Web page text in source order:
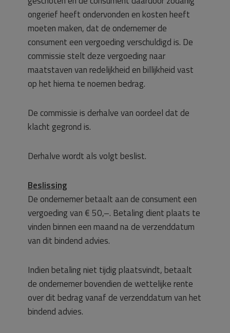
ongerief heeft ondervonden en kosten heeft
moeten maken, dat de ondernemer de
consument een vergoeding verschuldigd is. De
commissie stelt deze vergoeding naar
maatstaven van redelijkheid en billijkheid vast
op het hierna te noemen bedrag.
De commissie is derhalve van oordeel dat de
klacht gegrond is.
Derhalve wordt als volgt beslist.
Beslissing
De ondernemer betaalt aan de consument een
vergoeding van € 50,–. Betaling dient plaats te
vinden binnen een maand na de verzenddatum
van dit bindend advies.
Indien betaling niet tijdig plaatsvindt, betaalt
de ondernemer bovendien de wettelijke rente
over dit bedrag vanaf de verzenddatum van het
bindend advies.